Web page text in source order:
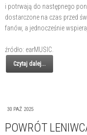
i potrwają do następnego
dostarczone na czas przed
fanów, a jednocześnie
źródło: earMUSIC.
Czytaj dalej...
30 PAŹ 2025
POWRÓT